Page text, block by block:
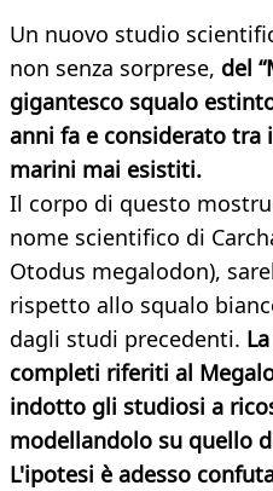
Un nuovo studio
non senza sorprese, del
gigantesco squalo
anni fa e considerato tra
marini mai esistiti.
Il corpo di questo
nome scientifico di
Otodus megalodon),
rispetto allo squalo
dagli studi precedenti.
completi riferiti al
indotto gli studiosi a
modellandolo su quello
L'ipotesi è adesso